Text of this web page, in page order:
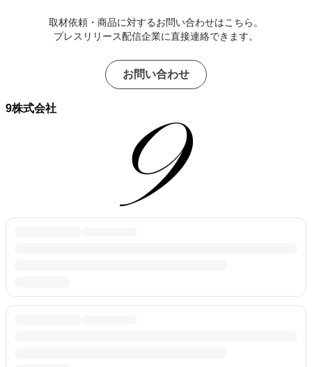
取材依頼・商品に対するお問い合わせはこちら。
プレスリリース配信企業に直接連絡できます。
お問い合わせ
9株式会社